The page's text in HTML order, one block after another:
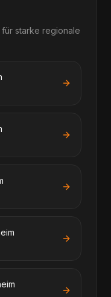
starke regionale